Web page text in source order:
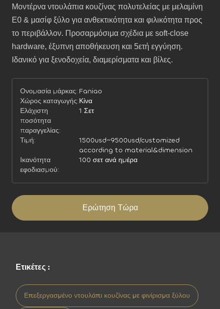
Μοντέρνα ντουλάπια κουζίνας πολυτελείας με μελαμίνη
E0 & μασίφ ξύλο για ανθεκτικότητα και φιλικότητα προς
το περιβάλλον. Προσαρμόσιμα σχέδια με soft-close
hardware, έξυπνη αποθήκευση και 5ετή εγγύηση.
Ιδανικό για ξενοδοχεία, διαμερίσματα και βίλες.
Ονομασία μάρκας: Faniao
Χώρος καταγωγής:Κίνα
Ελάχιστη
ποσότητα
παραγγελίας:
1 Σετ
Τιμή:
1500usd~9500usd/customized
according to material&dimension
Ικανότητα
εφοδιασμού:
100 σετ ανά ημέρα
Ερώτηση Τώρα
Ετικέτες :
Επεξεργασμένο ντουλάπι κουζίνας με φινίρισμα ξύλου